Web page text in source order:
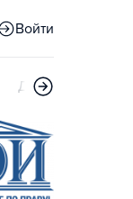
Войти
Дни открытых